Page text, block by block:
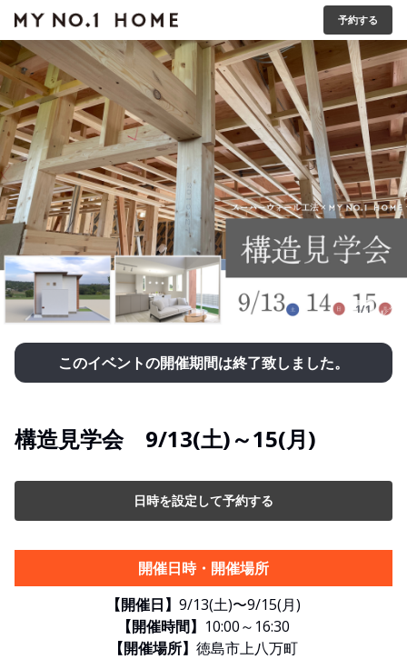
予約する
1/1
このイベントの開催期間は終了致しました。
構造見学会 9/13(土)～15(月)
日時を設定して予約する
開催日時・開催場所
【開催日】 9/13(土)〜9/15(月)
【開催時間】 10:00～16:30
【開催場所】 徳島市上八万町